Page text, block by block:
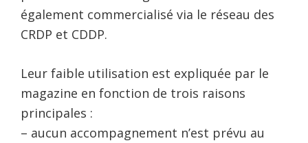
également commercialisé via le réseau des
CRDP et CDDP.
Leur faible utilisation est expliquée par le
magazine en fonction de trois raisons
principales :
– aucun accompagnement n’est prévu au